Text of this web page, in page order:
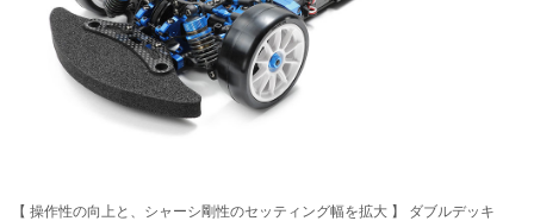
【 操作性の向上と、シャーシ剛性のセッティング幅を拡大 】 ダブルデッキ